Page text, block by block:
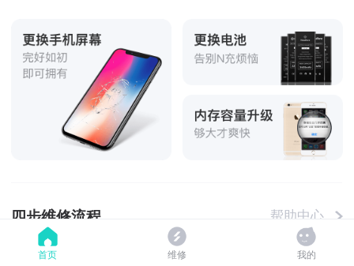
四步维修流程 帮助中心
首页 维修 我的